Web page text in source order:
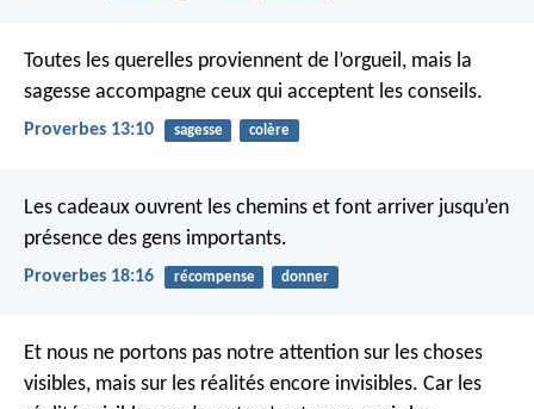
Toutes les querelles proviennent de l’orgueil, mais la
sagesse accompagne ceux qui acceptent les conseils.
Proverbes 13:10 sagesse colère
Les cadeaux ouvrent les chemins et font arriver jusqu’en
présence des gens importants.
Proverbes 18:16 récompense donner
Et nous ne portons pas notre attention sur les choses
visibles, mais sur les réalités encore invisibles. Car les